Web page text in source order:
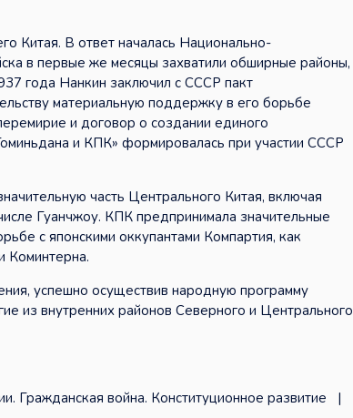
Китая. В ответ началась Национально-
в первые же месяцы захватили обширные районы,
года Нанкин заключил с СССР пакт
материальную поддержку в его борьбе
и договор о создании единого
и КПК» формировалась при участии СССР
часть Центрального Китая, включая
Гуанчжоу. КПК предпринимала значительные
с японскими оккупантами Компартия, как
Коминтерна.
успешно осуществив народную программу
из внутренних районов Северного и Центрального
Гражданская война. Конституционное развитие |